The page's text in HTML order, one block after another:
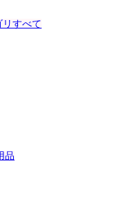
リすべて
品